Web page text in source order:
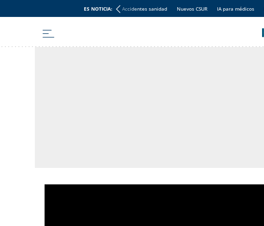
ES NOTICIA: Accidentes sanidad Nuevos CSUR IA para médicos